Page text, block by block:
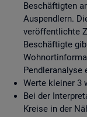
Beschäftigten
Auspendlern.
veröffentlichte
Beschäftigte
Pendleranalyse
Werte kleiner 3
Bei der
Kreise in der